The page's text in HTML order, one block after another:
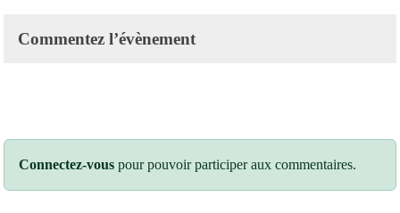
Commentez l’évènement
Connectez-vous pour pouvoir participer aux commentaires.